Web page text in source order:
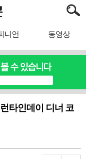
니언 동영상
타인데이 디너 코